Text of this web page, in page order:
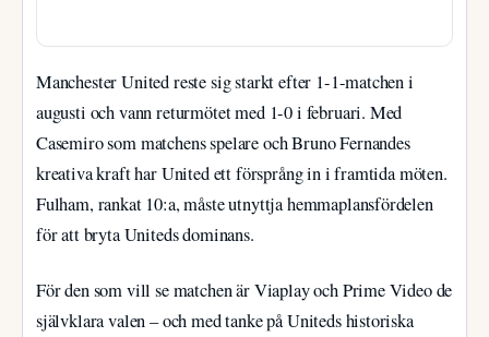
Manchester United reste sig starkt efter 1-1-matchen i
augusti och vann returmötet med 1-0 i februari. Med
Casemiro som matchens spelare och Bruno Fernandes
kreativa kraft har United ett försprång in i framtida möten.
Fulham, rankat 10:a, måste utnyttja hemmaplansfördelen
för att bryta Uniteds dominans.
För den som vill se matchen är Viaplay och Prime Video de
självklara valen – och med tanke på Uniteds historiska